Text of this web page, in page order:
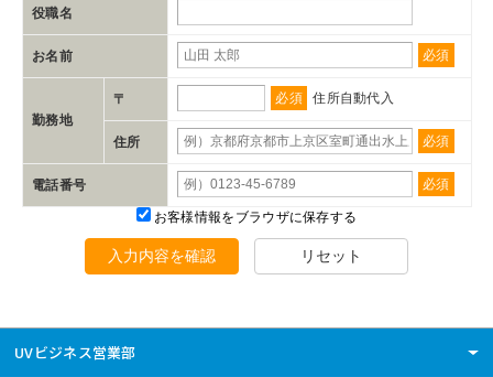
役職名
お名前 必須
勤務地
〒 必須 住所自動代入
住所 必須
電話番号 必須
お客様情報をブラウザに保存する
入力内容を確認 リセット
UVビジネス営業部